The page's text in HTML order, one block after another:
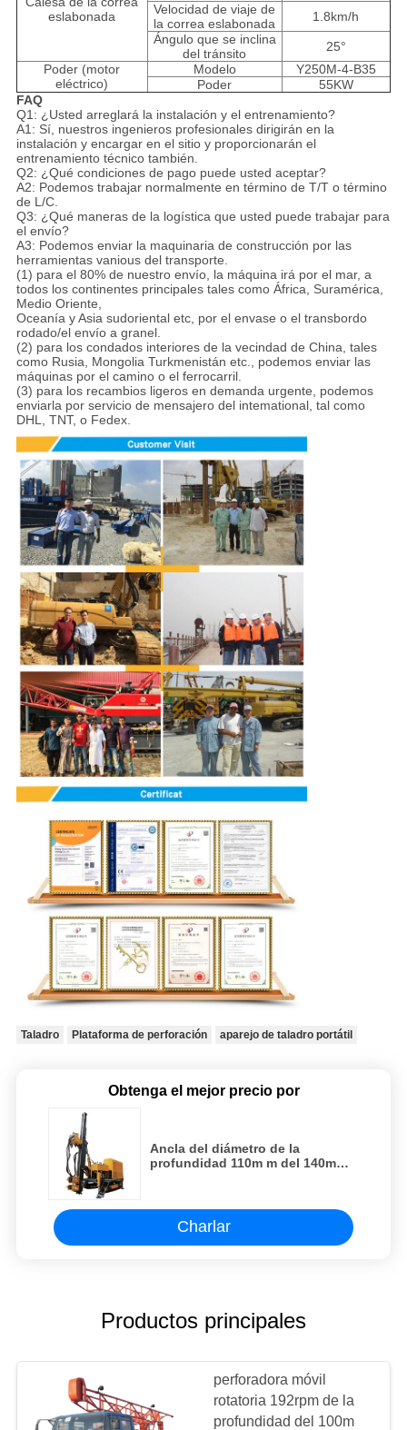
eslabonada
Velocidad de viaje de
la correa eslabonada
1.8km/h
Ángulo que se inclina
del tránsito
25°
Poder (motor
eléctrico)
Modelo
Y250M-4-B35
Poder
55KW
FAQ
Q1: ¿Usted arreglará la instalación y el entrenamiento?
A1: Sí, nuestros ingenieros profesionales dirigirán en la
instalación y encargar en el sitio y proporcionarán el
entrenamiento técnico también.
Q2: ¿Qué condiciones de pago puede usted aceptar?
A2: Podemos trabajar normalmente en término de T/T o término
de L/C.
Q3: ¿Qué maneras de la logística que usted puede trabajar para
el envío?
A3: Podemos enviar la maquinaria de construcción por las
herramientas vanious del transporte.
(1) para el 80% de nuestro envío, la máquina irá por el mar, a
todos los continentes principales tales como África, Suramérica,
Medio Oriente,
Oceanía y Asia sudoriental etc, por el envase o el transbordo
rodado/el envío a granel.
(2) para los condados interiores de la vecindad de China, tales
como Rusia, Mongolia Turkmenistán etc., podemos enviar las
máquinas por el camino o el ferrocarril.
(3) para los recambios ligeros en demanda urgente, podemos
enviarla por servicio de mensajero del intemational, tal como
DHL, TNT, o Fedex.
Taladro Plataforma de perforación aparejo de taladro portátil
Obtenga el mejor precio por
Ancla del diámetro de la
profundidad 110m m del 140m
Charlar
Productos principales
perforadora móvil
rotatoria 192rpm de la
profundidad del 100m